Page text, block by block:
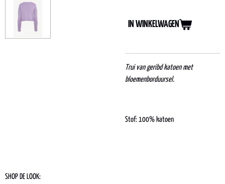
IN WINKELWAGEN
Trui van geribd katoen met
bloemenborduursel.
Stof: 100% katoen
SHOP DE LOOK: